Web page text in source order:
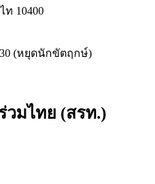
10400
(หยุดนักขัตฤกษ์)
มไทย (สรท.)